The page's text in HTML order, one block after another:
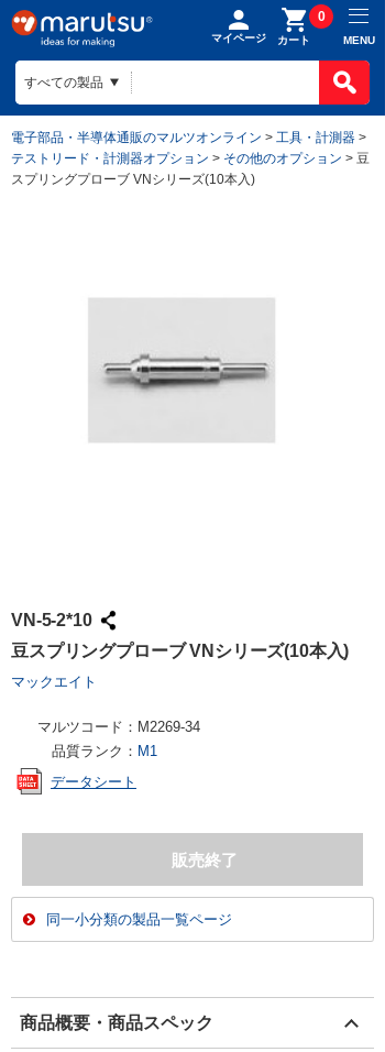
マイページ カート
0
MENU
電子部品・半導体通販のマルツオンライン > 工具・計測器 >
テストリード・計測器オプション > その他のオプション > 豆
スプリングプローブ VNシリーズ(10本入)
VN-5-2*10
豆スプリングプローブ VNシリーズ(10本入)
マックエイト
マルツコード： M2269-34
品質ランク： M1
データシート
同一小分類の製品一覧ページ
商品概要・商品スペック